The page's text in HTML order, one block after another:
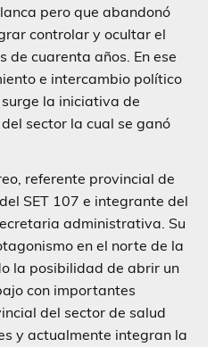
pero que abandonó
controlar y ocultar el
de cuarenta años. En ese
e intercambio político
la iniciativa de
sector la cual se ganó
referente provincial de
SET 107 e integrante del
administrativa. Su
en el norte de la
la posibilidad de abrir un
con importantes
del sector de salud
y actualmente integran la